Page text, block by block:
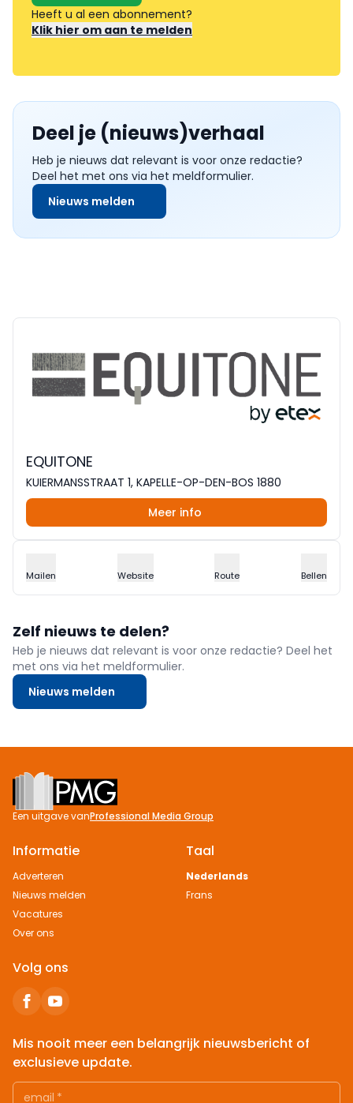
Heeft u al een abonnement?
Klik hier om aan te melden
Deel je (nieuws)verhaal
Heb je nieuws dat relevant is voor onze redactie?
Deel het met ons via het meldformulier.
Nieuws melden
EQUITONE
KUIERMANSSTRAAT 1, KAPELLE-OP-DEN-BOS 1880
Meer info
Mailen Website Route Bellen
Zelf nieuws te delen?
Heb je nieuws dat relevant is voor onze redactie? Deel het
met ons via het meldformulier.
Nieuws melden
Footer
Een uitgave vanProfessional Media Group
Informatie
Adverteren
Nieuws melden
Vacatures
Over ons
Taal
Nederlands
Frans
Volg ons
Mis nooit meer een belangrijk nieuwsbericht of
exclusieve update.
email *